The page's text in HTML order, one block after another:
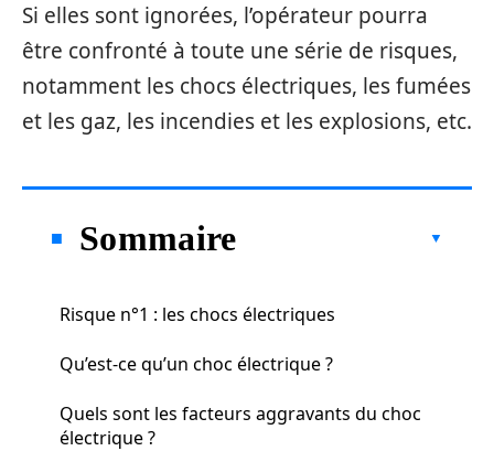
Si elles sont ignorées, l’opérateur pourra
être confronté à toute une série de risques,
notamment les chocs électriques, les fumées
et les gaz, les incendies et les explosions, etc.
Sommaire
Risque n°1 : les chocs électriques
Qu’est-ce qu’un choc électrique ?
Quels sont les facteurs aggravants du choc
électrique ?